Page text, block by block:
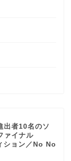
出者10名のソ
ァイナル
ション／No No